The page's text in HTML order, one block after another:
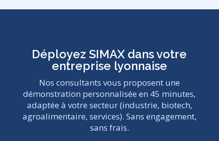
Déployez SIMAX dans votre
entreprise lyonnaise
Nos consultants vous proposent une
démonstration personnalisée en 45 minutes,
adaptée à votre secteur (industrie, biotech,
agroalimentaire, services). Sans engagement,
sans frais.